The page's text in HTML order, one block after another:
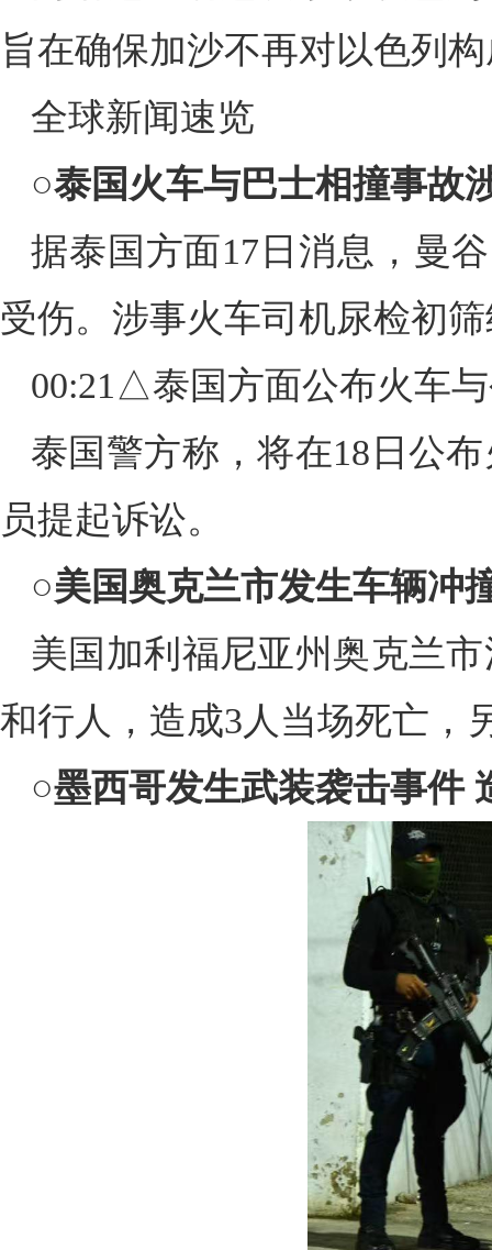
旨在确保加沙不再对以色列
全球新闻速览
○泰国火车与巴士相撞事故
据泰国方面17日消息，曼
受伤。涉事火车司机尿检初
00:21 △泰国方面公布火车
泰国警方称，将在18日公
员提起诉讼。
○美国奥克兰市发生车辆冲
美国加利福尼亚州奥克兰
和行人，造成3人当场死亡，
○墨西哥发生武装袭击事件